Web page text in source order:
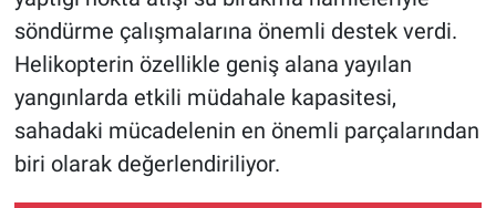
söndürme çalışmalarına önemli destek verdi.
Helikopterin özellikle geniş alana yayılan
yangınlarda etkili müdahale kapasitesi,
sahadaki mücadelenin en önemli parçalarından
biri olarak değerlendiriliyor.